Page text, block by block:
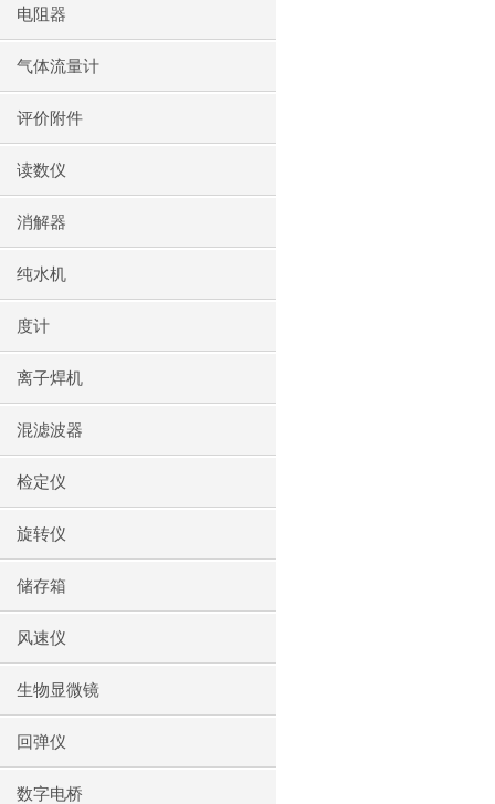
电阻器
气体流量计
评价附件
读数仪
消解器
纯水机
度计
离子焊机
混滤波器
检定仪
旋转仪
储存箱
风速仪
生物显微镜
回弹仪
数字电桥